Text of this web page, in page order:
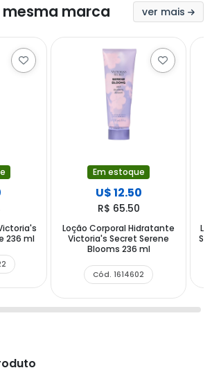
marca ver mais
236 ml
Em estoque
U$ 12.50
R$ 65.50
Loção Corporal Hidratante
Victoria's Secret Serene
Blooms 236 ml
Cód. 1614602